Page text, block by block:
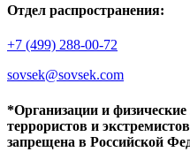
Отдел распространения:
+7 (499) 288-00-72
sovsek@sovsek.com
*Организации и
террористов и
запрещена в Российской